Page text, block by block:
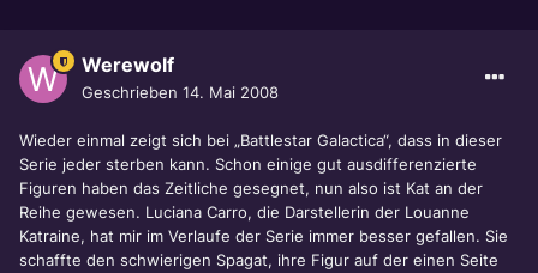
Werewolf
Geschrieben 14. Mai 2008
Wieder einmal zeigt sich bei „Battlestar Galactica“, dass in dieser
Serie jeder sterben kann. Schon einige gut ausdifferenzierte
Figuren haben das Zeitliche gesegnet, nun also ist Kat an der
Reihe gewesen. Luciana Carro, die Darstellerin der Louanne
Katraine, hat mir im Verlaufe der Serie immer besser gefallen. Sie
schaffte den schwierigen Spagat, ihre Figur auf der einen Seite